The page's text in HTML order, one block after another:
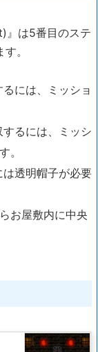
』は5番目のステ
。
には、ミッショ
するには、ミッシ
。
は透明帽子が必要
お屋敷内に中央